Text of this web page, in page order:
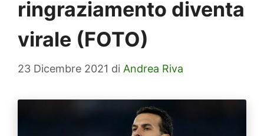
ringraziamento diventa
virale (FOTO)
23 Dicembre 2021 di Andrea Riva